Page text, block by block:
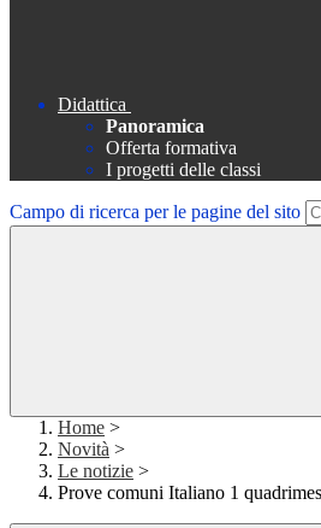
Didattica
Panoramica
Offerta formativa
I progetti delle classi
Campo di ricerca per le pagine del sito
Home >
Novità >
Le notizie >
Prove comuni Italiano 1